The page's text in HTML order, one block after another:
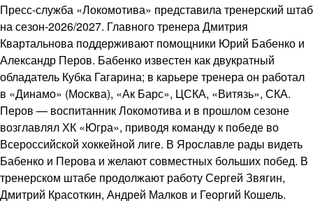
Пресс-служба «Локомотива» представила тренерский штаб
на сезон-2026/2027. Главного тренера Дмитрия
Квартальнова поддерживают помощники Юрий Бабенко и
Александр Перов. Бабенко известен как двукратный
обладатель Кубка Гагарина; в карьере тренера он работал
в «Динамо» (Москва), «Ак Барс», ЦСКА, «Витязь», СКА.
Перов — воспитанник Локомотива и в прошлом сезоне
возглавлял ХК «Югра», приводя команду к победе во
Всероссийской хоккейной лиге. В Ярославле рады видеть
Бабенко и Перова и желают совместных больших побед. В
тренерском штабе продолжают работу Сергей Звягин,
Дмитрий Красоткин, Андрей Малков и Георгий Кошель.